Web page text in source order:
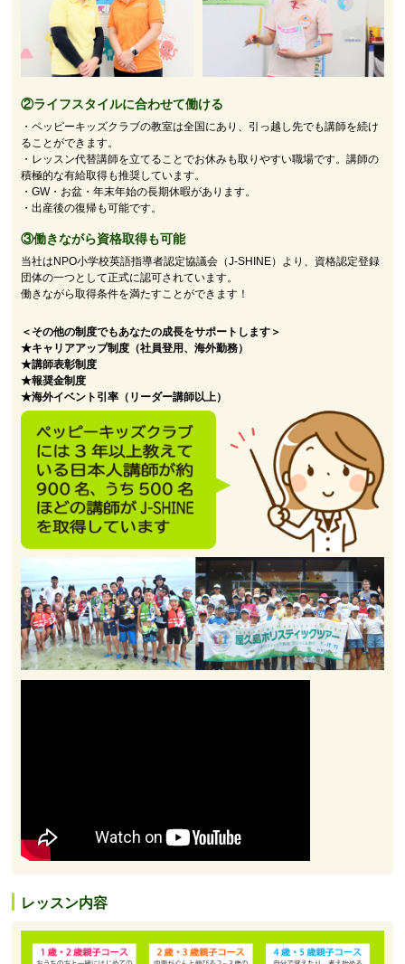
②ライフスタイルに合わせて働ける
・ペッピーキッズクラブの教室は全国にあり、引っ越し先でも講師を続け
ることができます。
・レッスン代替講師を立てることでお休みも取りやすい職場です。講師の
積極的な有給取得も推奨しています。
・GW・お盆・年末年始の長期休暇があります。
・出産後の復帰も可能です。
③働きながら資格取得も可能
当社はNPO小学校英語指導者認定協議会（J-SHINE）より、資格認定登録
団体の一つとして正式に認可されています。
働きながら取得条件を満たすことができます！
＜その他の制度でもあなたの成長をサポートします＞
★キャリアアップ制度（社員登用、海外勤務）
★講師表彰制度
★報奨金制度
★海外イベント引率（リーダー講師以上）
レッスン内容